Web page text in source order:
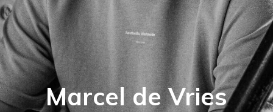
Marcel de Vries